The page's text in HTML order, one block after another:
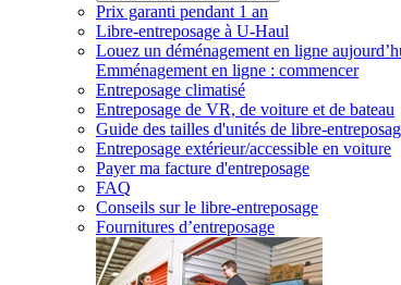
Prix garanti pendant 1 an
Libre-entreposage à U-Haul
Louez un déménagement en ligne
Emménagement en ligne : commencer
Entreposage climatisé
Entreposage de VR, de voiture et de bateau
Guide des tailles d'unités de libre-
Entreposage extérieur/accessible en voiture
Payer ma facture d'entreposage
FAQ
Conseils sur le libre-entreposage
Fournitures d’entreposage